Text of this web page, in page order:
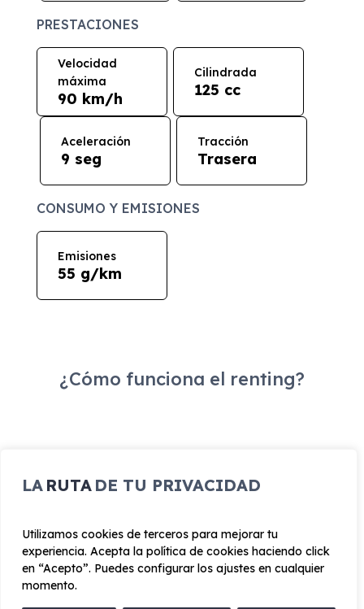
LA RUTA DE TU PRIVACIDAD
Utilizamos cookies de terceros para mejorar tu
experiencia. Acepta la política de cookies haciendo click
en “Acepto”. Puedes configurar los ajustes en cualquier
momento.
PRESTACIONES
Velocidad
máxima
90 km/h
Cilindrada
125 cc
Aceleración
9 seg
Tracción
Trasera
CONSUMO Y EMISIONES
Emisiones
55 g/km
¿Cómo funciona el renting?
conocer toda la información y características del
vehículo.